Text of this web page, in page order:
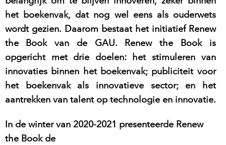
het boekenvak, dat nog wel eens als ouderwets
wordt gezien. Daarom bestaat het initiatief Renew
the Book van de GAU. Renew the Book is
opgericht met drie doelen: het stimuleren van
innovaties binnen het boekenvak; publiciteit voor
het boekenvak als innovatieve sector; en het
aantrekken van talent op technologie en innovatie.
In de winter van 2020-2021 presenteerde Renew
the Book de